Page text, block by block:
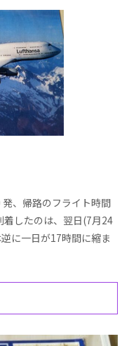
、帰路のフライト時間
着したのは、翌日(7月24
に一日が17時間に縮ま